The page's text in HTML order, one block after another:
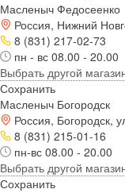
Масленыч Федосеенко
Россия, Нижний
8 (831) 217-02-73
пн - вс 08.00 - 20.00
Выбрать другой
Сохранить
Масленыч Богородск
Россия, Богородск,
8 (831) 215-01-16
пн-вс 08.00 - 20.00
Выбрать другой
Сохранить